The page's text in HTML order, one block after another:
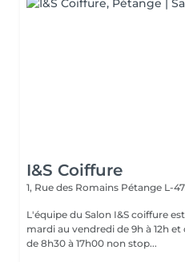
I&S Coiffure
1, Rue des Romains Pétange L-
L'équipe du Salon I&S coiffure
mardi au vendredi de 9h à 12h et
de 8h30 à 17h00 non stop...